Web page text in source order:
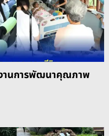
นการพัฒนาคุณภาพ